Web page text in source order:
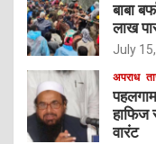
बाबा
लाख
July
अपराध
हाफिज
वारंट